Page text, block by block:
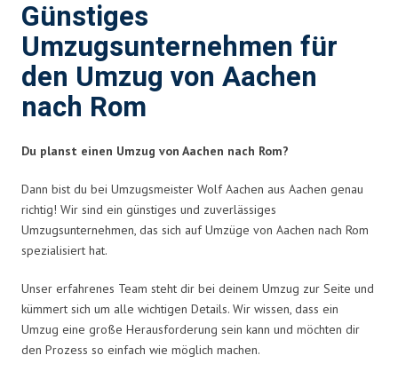
Günstiges
Umzugsunternehmen für
den Umzug von Aachen
nach Rom
Du planst einen Umzug von Aachen nach Rom?
Dann bist du bei Umzugsmeister Wolf Aachen aus Aachen genau
richtig! Wir sind ein günstiges und zuverlässiges
Umzugsunternehmen, das sich auf Umzüge von Aachen nach Rom
spezialisiert hat.
Unser erfahrenes Team steht dir bei deinem Umzug zur Seite und
kümmert sich um alle wichtigen Details. Wir wissen, dass ein
Umzug eine große Herausforderung sein kann und möchten dir
den Prozess so einfach wie möglich machen.